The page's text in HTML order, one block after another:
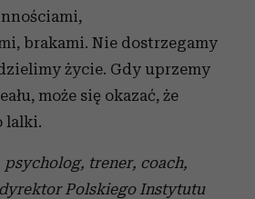
brakami. Nie dostrzegamy
życie. Gdy uprzemy
może się okazać, że
lalki.
psycholog, trener, coach,
Polskiego Instytutu